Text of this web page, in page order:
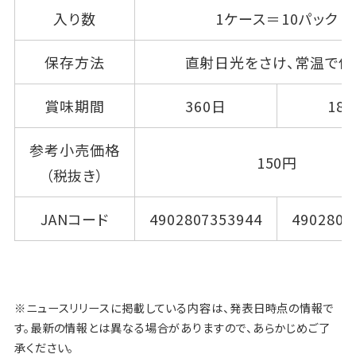
入り数 1ケース＝10パック
保存方法 直射日光をさけ、常温で
賞味期間 360日
参考小売価格
（税抜き）
150円
JANコード 4902807353944
※ニュースリリースに掲載している内容は、発表日時点の情報で
す。最新の情報とは異なる場合がありますので、あらかじめご了
承ください。